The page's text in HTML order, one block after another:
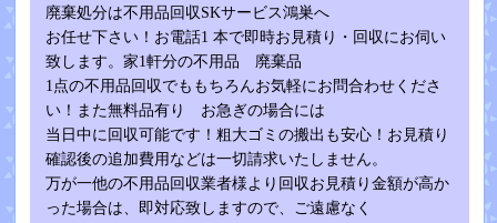
廃棄処分は不用品回収SKサービス鴻巣へ
お任せ下さい！お電話1 本で即時お見積り・回収にお伺い
致します。家1軒分の不用品 廃棄品
1点の不用品回収でももちろんお気軽にお問合わせくださ
い！また無料品有り お急ぎの場合には
当日中に回収可能です！粗大ゴミの搬出も安心！お見積り
確認後の追加費用などは一切請求いたしません。
万が一他の不用品回収業者様より回収お見積り金額が高か
った場合は、即対応致しますので、ご遠慮なく